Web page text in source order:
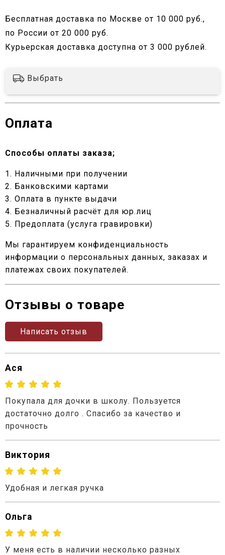
Бесплатная доставка по Москве от 10 000 руб.,
по России от 20 000 руб.
Курьерская доставка доступна от 3 000 рублей.
Выбрать
Оплата
Способы оплаты заказа;
1. Наличными при получении
2. Банковскими картами
3. Оплата в пункте выдачи
4. Безналичный расчёт для юр.лиц
5. Предоплата (услуга гравировки)
Мы гарантируем конфиденциальность
информации о персональных данных, заказах и
платежах своих покупателей.
Отзывы о товаре
Написать отзыв
Ася
Покупала для дочки в школу. Пользуется
достаточно долго . Спасибо за качество и
прочность
Виктория
Удобная и легкая ручка
Ольга
У меня есть в наличии несколько разных